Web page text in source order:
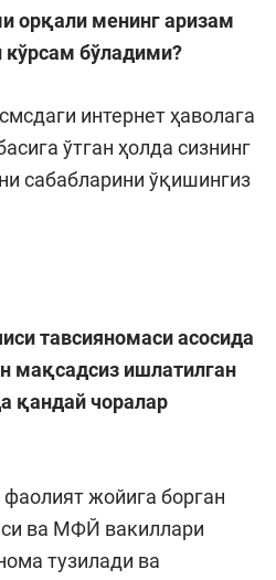
орқали менинг аризам
кўрсам бўладими?
интернет ҳаволага
ўтган ҳолда сизнинг
сабабларини ўқишингиз
тавсияномаси асосида
мақсадсиз ишлатилган
қандай чоралар
жойига борган
ва МФЙ вакиллари
тузилади ва